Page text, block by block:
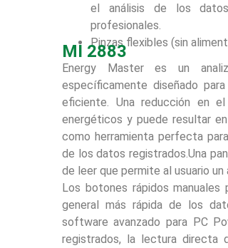
el análisis de los
profesionales.
Pinzas flexibles (sin
MI 2883
Energy Master es un
específicamente diseñado
eficiente. Una reducción en
energéticos y puede resultar
como herramienta perfecta
de los datos registrados.Una
de leer que permite al usuario
Los botones rápidos
general más rápida de los
software avanzado para PC
registrados, la lectura directa